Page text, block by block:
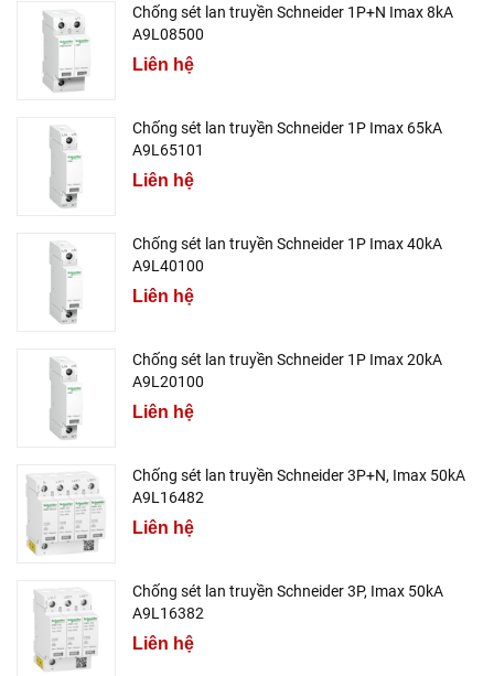
Chống sét lan truyền Schneider 1P+N Imax 8kA
A9L08500
Liên hệ
Chống sét lan truyền Schneider 1P Imax 65kA
A9L65101
Liên hệ
Chống sét lan truyền Schneider 1P Imax 40kA
A9L40100
Liên hệ
Chống sét lan truyền Schneider 1P Imax 20kA
A9L20100
Liên hệ
Chống sét lan truyền Schneider 3P+N, Imax 50kA
A9L16482
Liên hệ
Chống sét lan truyền Schneider 3P, Imax 50kA
A9L16382
Liên hệ